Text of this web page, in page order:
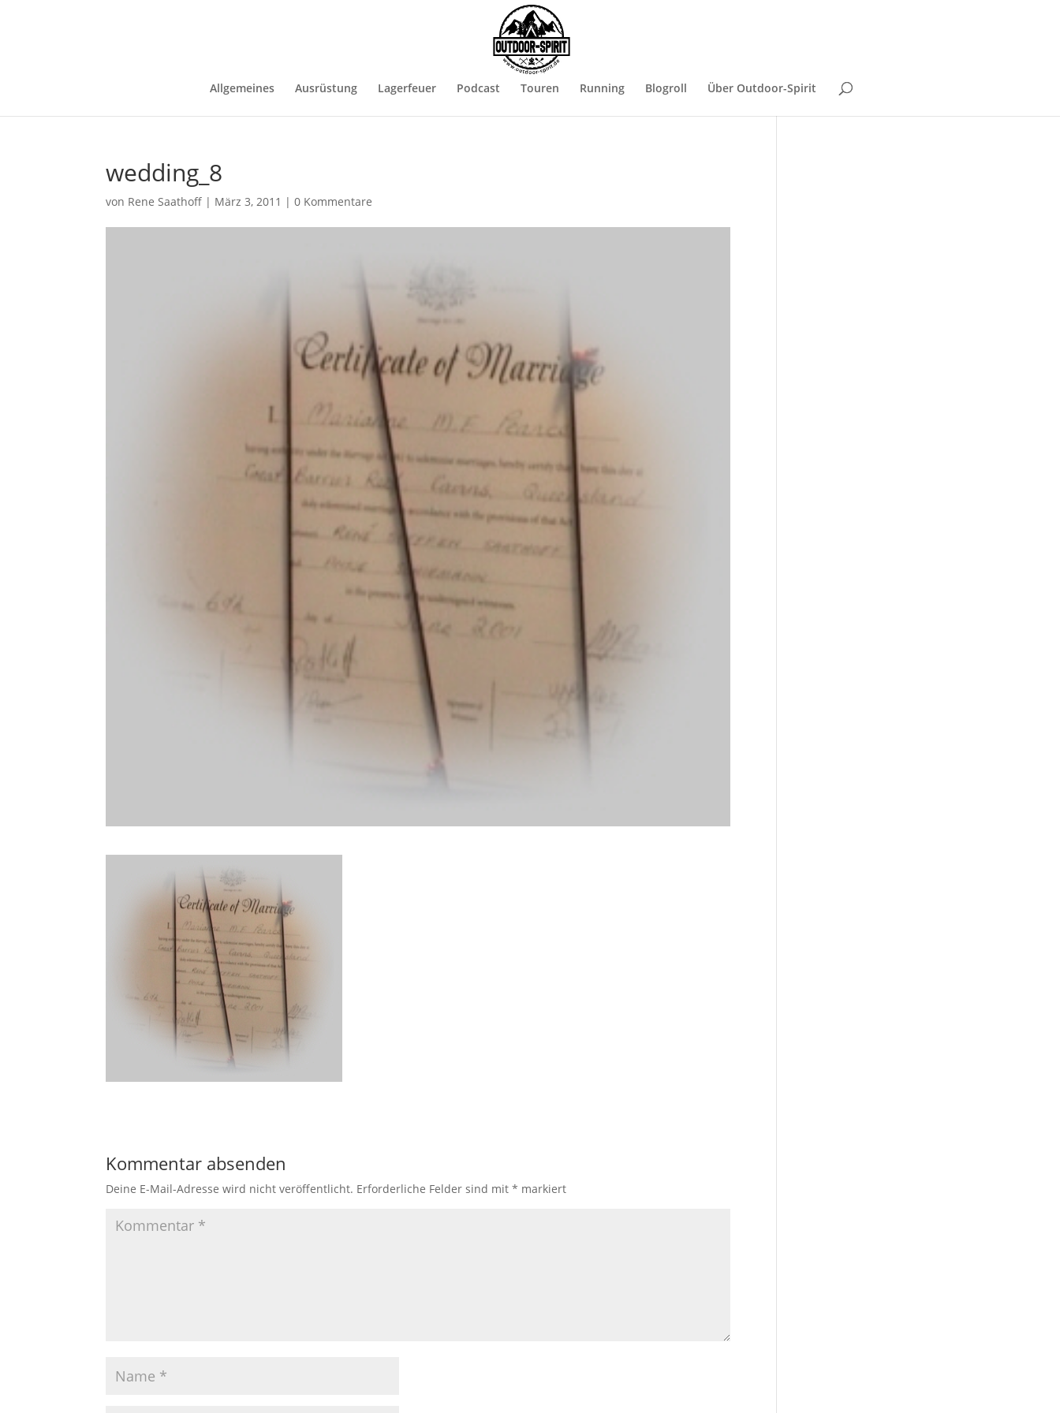
Allgemeines Ausrüstung Lagerfeuer Podcast Touren Running Blogroll Über Outdoor-Spirit
wedding_8
von Rene Saathoff | März 3, 2011 |0 Kommentare
Kommentar absenden
Deine E-Mail-Adresse wird nicht veröffentlicht. Erforderliche Felder sind mit* markiert